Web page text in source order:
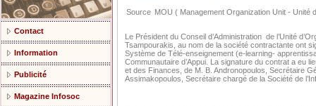
Contact
Information
Publicité
Magazine Infosoc
Source MOU ( Management Organization Unit - Unité
Le Président du Conseil d’Administration de l’Unité
Tsampourakis, au nom de la société contractante ont
Système de Télé-enseignement (e-learning-
Communautaire d’Appui. La signature du contrat a eu
et des Finances, de M. B. Andronopoulos, Secrétaire
Assimakopoulos, Secrétaire chargé de la Société de